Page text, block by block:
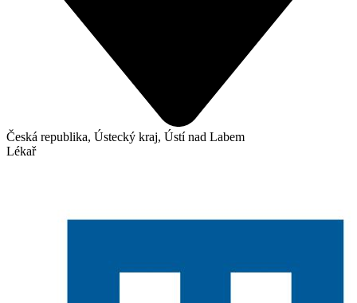
Česká republika, Ústecký kraj, Ústí nad Labem
Lékař